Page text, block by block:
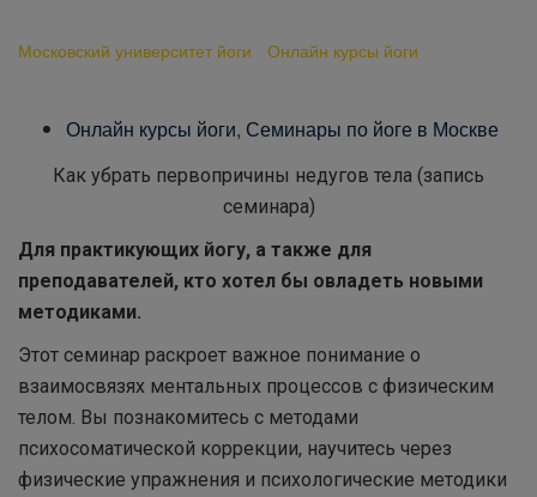
Московский университет йоги Онлайн курсы йоги
Онлайн курсы йоги, Семинары по йоге в Москве
Как убрать первопричины недугов тела (запись
семинара)
Для практикующих йогу, а также для
преподавателей, кто хотел бы овладеть новыми
методиками.
Этот семинар раскроет важное понимание о
взаимосвязях ментальных процессов с физическим
телом. Вы познакомитесь с методами
психосоматической коррекции, научитесь через
физические упражнения и психологические методики